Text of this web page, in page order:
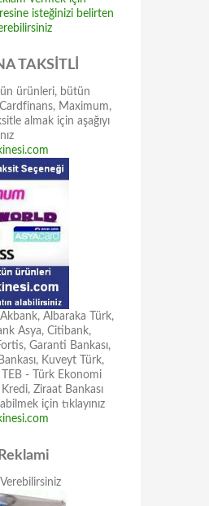
TAKSİTLİ
ürünleri, bütün
Maximum,
almak için aşağıyı
Albaraka Türk,
Asya, Citibank,
Garanti Bankası,
Kuveyt Türk,
- Türk Ekonomi
Kredi, Ziraat Bankası
için tıklayınız